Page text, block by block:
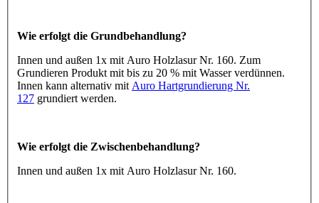
Wie erfolgt die Grundbehandlung?
Innen und außen 1x mit Auro Holzlasur Nr. 160. Zum
Grundieren Produkt mit bis zu 20 % mit Wasser verdünnen.
Innen kann alternativ mit Auro Hartgrundierung Nr.
127 grundiert werden.
Wie erfolgt die Zwischenbehandlung?
Innen und außen 1x mit Auro Holzlasur Nr. 160.